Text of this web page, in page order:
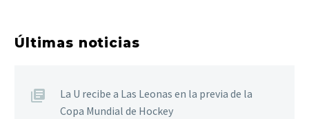
Últimas noticias
La U recibe a Las Leonas en la previa de la
Copa Mundial de Hockey